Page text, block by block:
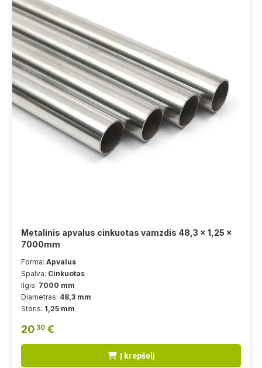
Metalinis apvalus cinkuotas vamzdis 48,3 x 1,25 x
7000mm
Forma: Apvalus
Spalva: Cinkuotas
Ilgis: 7000 mm
Diametras: 48,3 mm
Storis: 1,25 mm
20 30 €
Į krepšelį